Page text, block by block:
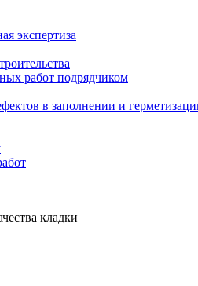
экспертиза
работ подрядчиком
в заполнении и
кладки